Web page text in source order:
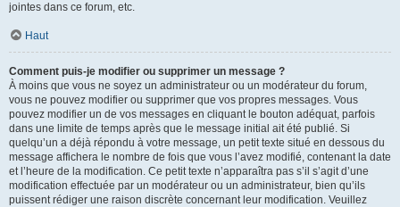
jointes dans ce forum, etc.
Haut
Comment puis-je modifier ou supprimer un message ?
À moins que vous ne soyez un administrateur ou un modérateur du forum,
vous ne pouvez modifier ou supprimer que vos propres messages. Vous
pouvez modifier un de vos messages en cliquant le bouton adéquat, parfois
dans une limite de temps après que le message initial ait été publié. Si
quelqu’un a déjà répondu à votre message, un petit texte situé en dessous du
message affichera le nombre de fois que vous l’avez modifié, contenant la date
et l’heure de la modification. Ce petit texte n’apparaîtra pas s’il s’agit d’une
modification effectuée par un modérateur ou un administrateur, bien qu’ils
puissent rédiger une raison discrète concernant leur modification. Veuillez